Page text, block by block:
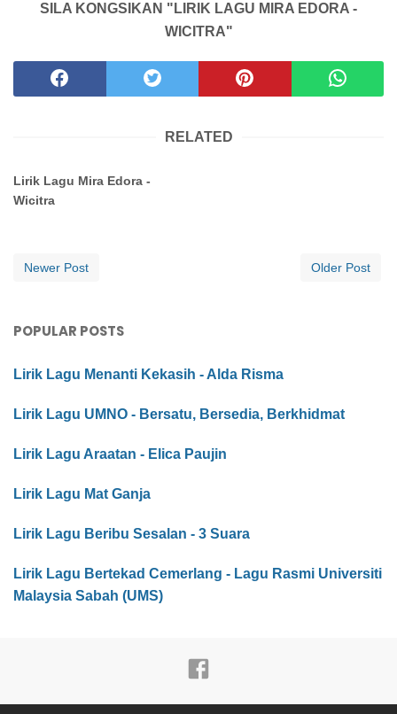
SILA KONGSIKAN "LIRIK LAGU MIRA EDORA -
WICITRA"
RELATED
Lirik Lagu Mira Edora -
Wicitra
Newer Post Older Post
POPULAR POSTS
Lirik Lagu Menanti Kekasih - Alda Risma
Lirik Lagu UMNO - Bersatu, Bersedia, Berkhidmat
Lirik Lagu Araatan - Elica Paujin
Lirik Lagu Mat Ganja
Lirik Lagu Beribu Sesalan - 3 Suara
Lirik Lagu Bertekad Cemerlang - Lagu Rasmi Universiti
Malaysia Sabah (UMS)